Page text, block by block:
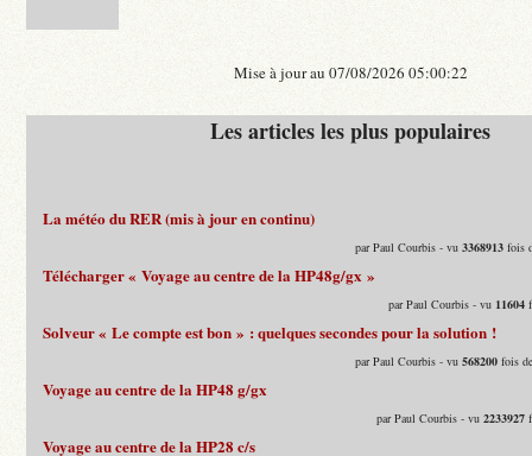
Mise à jour au 07/08/2026 05:00:22
Les articles les plus populaires
La météo du RER (mis à jour en continu)
par Paul Courbis - vu3368913 fois
Télécharger « Voyage au centre de la HP48g/gx »
par Paul Courbis - vu 11604
Solveur « Le compte est bon » : quelques secondes pour la solution !
par Paul Courbis - vu568200 fois
Voyage au centre de la HP48 g/gx
par Paul Courbis - vu2233927
Voyage au centre de la HP28 c/s